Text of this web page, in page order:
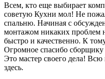
Всем, кто еще выбирает
советую Кухни мол! Не
спальню. Начиная с
монтажом никаких проблем
быстро и качественно. К
Огромное спасибо сборщику
Это мастер своего дела! Всю
здесь.